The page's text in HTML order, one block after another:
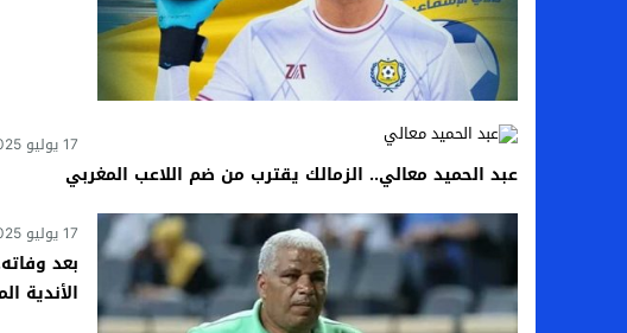
17 يوليو 2025
عبد الحميد معالي.. الزمالك يقترب من ضم اللاعب المغربي
17 يوليو 2025
بعد
الأندية